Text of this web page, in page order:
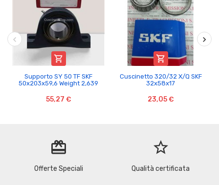

Supporto SY 50 TF SKF
50x203x59,6 Weight 2,639
55,27 €

Cuscinetto 320/32 X/Q SKF
32x58x17
23,05 €
redeem
Offerte Speciali
star_border
Qualità certificata